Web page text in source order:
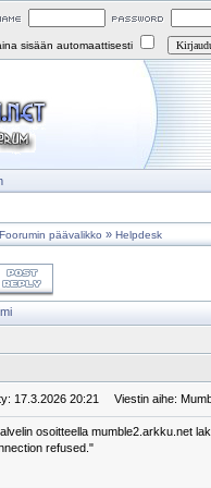
sisään automaattisesti
päävalikko » Helpdesk
17.3.2026 20:21 Viestin aihe:
osoitteella mumble2.arkku.net
refused."